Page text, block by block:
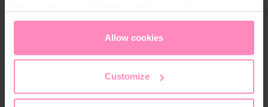
appropriate level of data protection. You canaccept all
only allow necessary cookies
access and change your chosen setting at any time in
Allow cookies
Customize
Das könnte Sie auch interessieren